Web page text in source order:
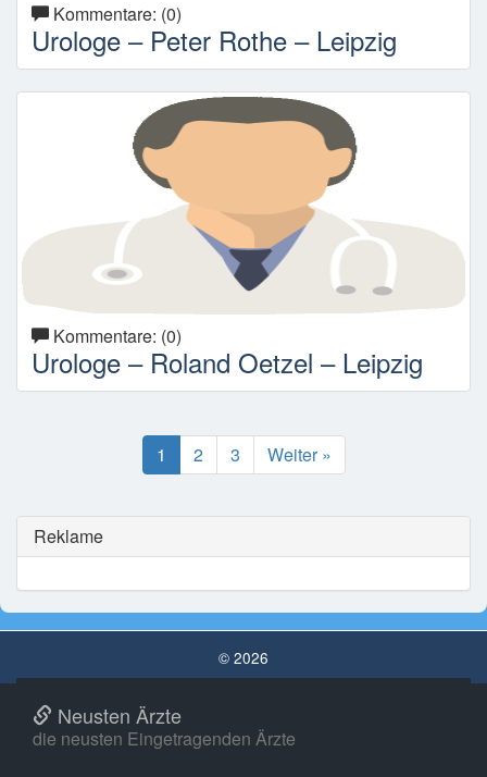
Kommentare: (0)
Urologe – Peter Rothe – Leipzig
Kommentare: (0)
Urologe – Roland Oetzel – Leipzig
1 2 3 Weiter »
Reklame
© 2026
Neusten Ärzte
die neusten Eingetragenden Ärzte